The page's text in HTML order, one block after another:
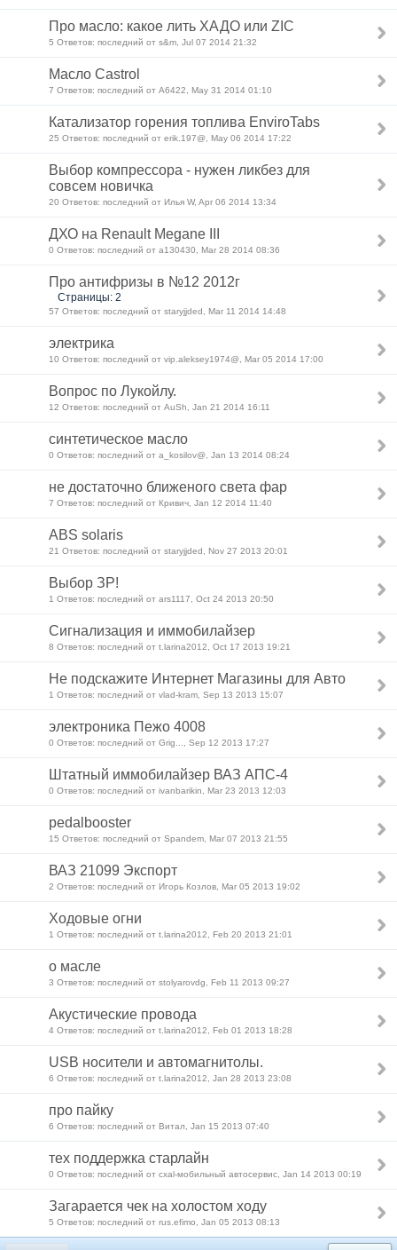
Про масло: какое лить ХАДО или ZIC
5 Ответов: последний от s&m, Jul 07 2014 21:32
Масло Castrol
7 Ответов: последний от А6422, May 31 2014 01:10
Катализатор горения топлива EnviroTabs
25 Ответов: последний от erik.197@, May 06 2014 17:22
Выбор компрессора - нужен ликбез для
совсем новичка
20 Ответов: последний от Илья W, Apr 06 2014 13:34
ДХО на Renault Megane III
0 Ответов: последний от a130430, Mar 28 2014 08:36
Про антифризы в №12 2012г
Страницы: 2
57 Ответов: последний от staryjjded, Mar 11 2014 14:48
электрика
10 Ответов: последний от vip.aleksey1974@, Mar 05 2014 17:00
Вопрос по Лукойлу.
12 Ответов: последний от AuSh, Jan 21 2014 16:11
синтетическое масло
0 Ответов: последний от a_kosilov@, Jan 13 2014 08:24
не достаточно ближеного света фар
7 Ответов: последний от Кривич, Jan 12 2014 11:40
ABS solaris
21 Ответов: последний от staryjjded, Nov 27 2013 20:01
Выбор ЗР!
1 Ответов: последний от ars1117, Oct 24 2013 20:50
Сигнализация и иммобилайзер
8 Ответов: последний от t.larina2012, Oct 17 2013 19:21
Не подскажите Интернет Магазины для Авто
1 Ответов: последний от vlad-kram, Sep 13 2013 15:07
электроника Пежо 4008
0 Ответов: последний от Grig..., Sep 12 2013 17:27
Штатный иммобилайзер ВАЗ АПС-4
0 Ответов: последний от ivanbarikin, Mar 23 2013 12:03
pedalbooster
15 Ответов: последний от Spandem, Mar 07 2013 21:55
ВАЗ 21099 Экспорт
2 Ответов: последний от Игорь Козлов, Mar 05 2013 19:02
Ходовые огни
1 Ответов: последний от t.larina2012, Feb 20 2013 21:01
о масле
3 Ответов: последний от stolyarovdg, Feb 11 2013 09:27
Акустические провода
4 Ответов: последний от t.larina2012, Feb 01 2013 18:28
USB носители и автомагнитолы.
6 Ответов: последний от t.larina2012, Jan 28 2013 23:08
про пайку
6 Ответов: последний от Витал, Jan 15 2013 07:40
тех поддержка старлайн
0 Ответов: последний от cxal-мобильный автосервис, Jan 14 2013 00:19
Загарается чек на холостом ходу
5 Ответов: последний от rus.efimo, Jan 05 2013 08:13